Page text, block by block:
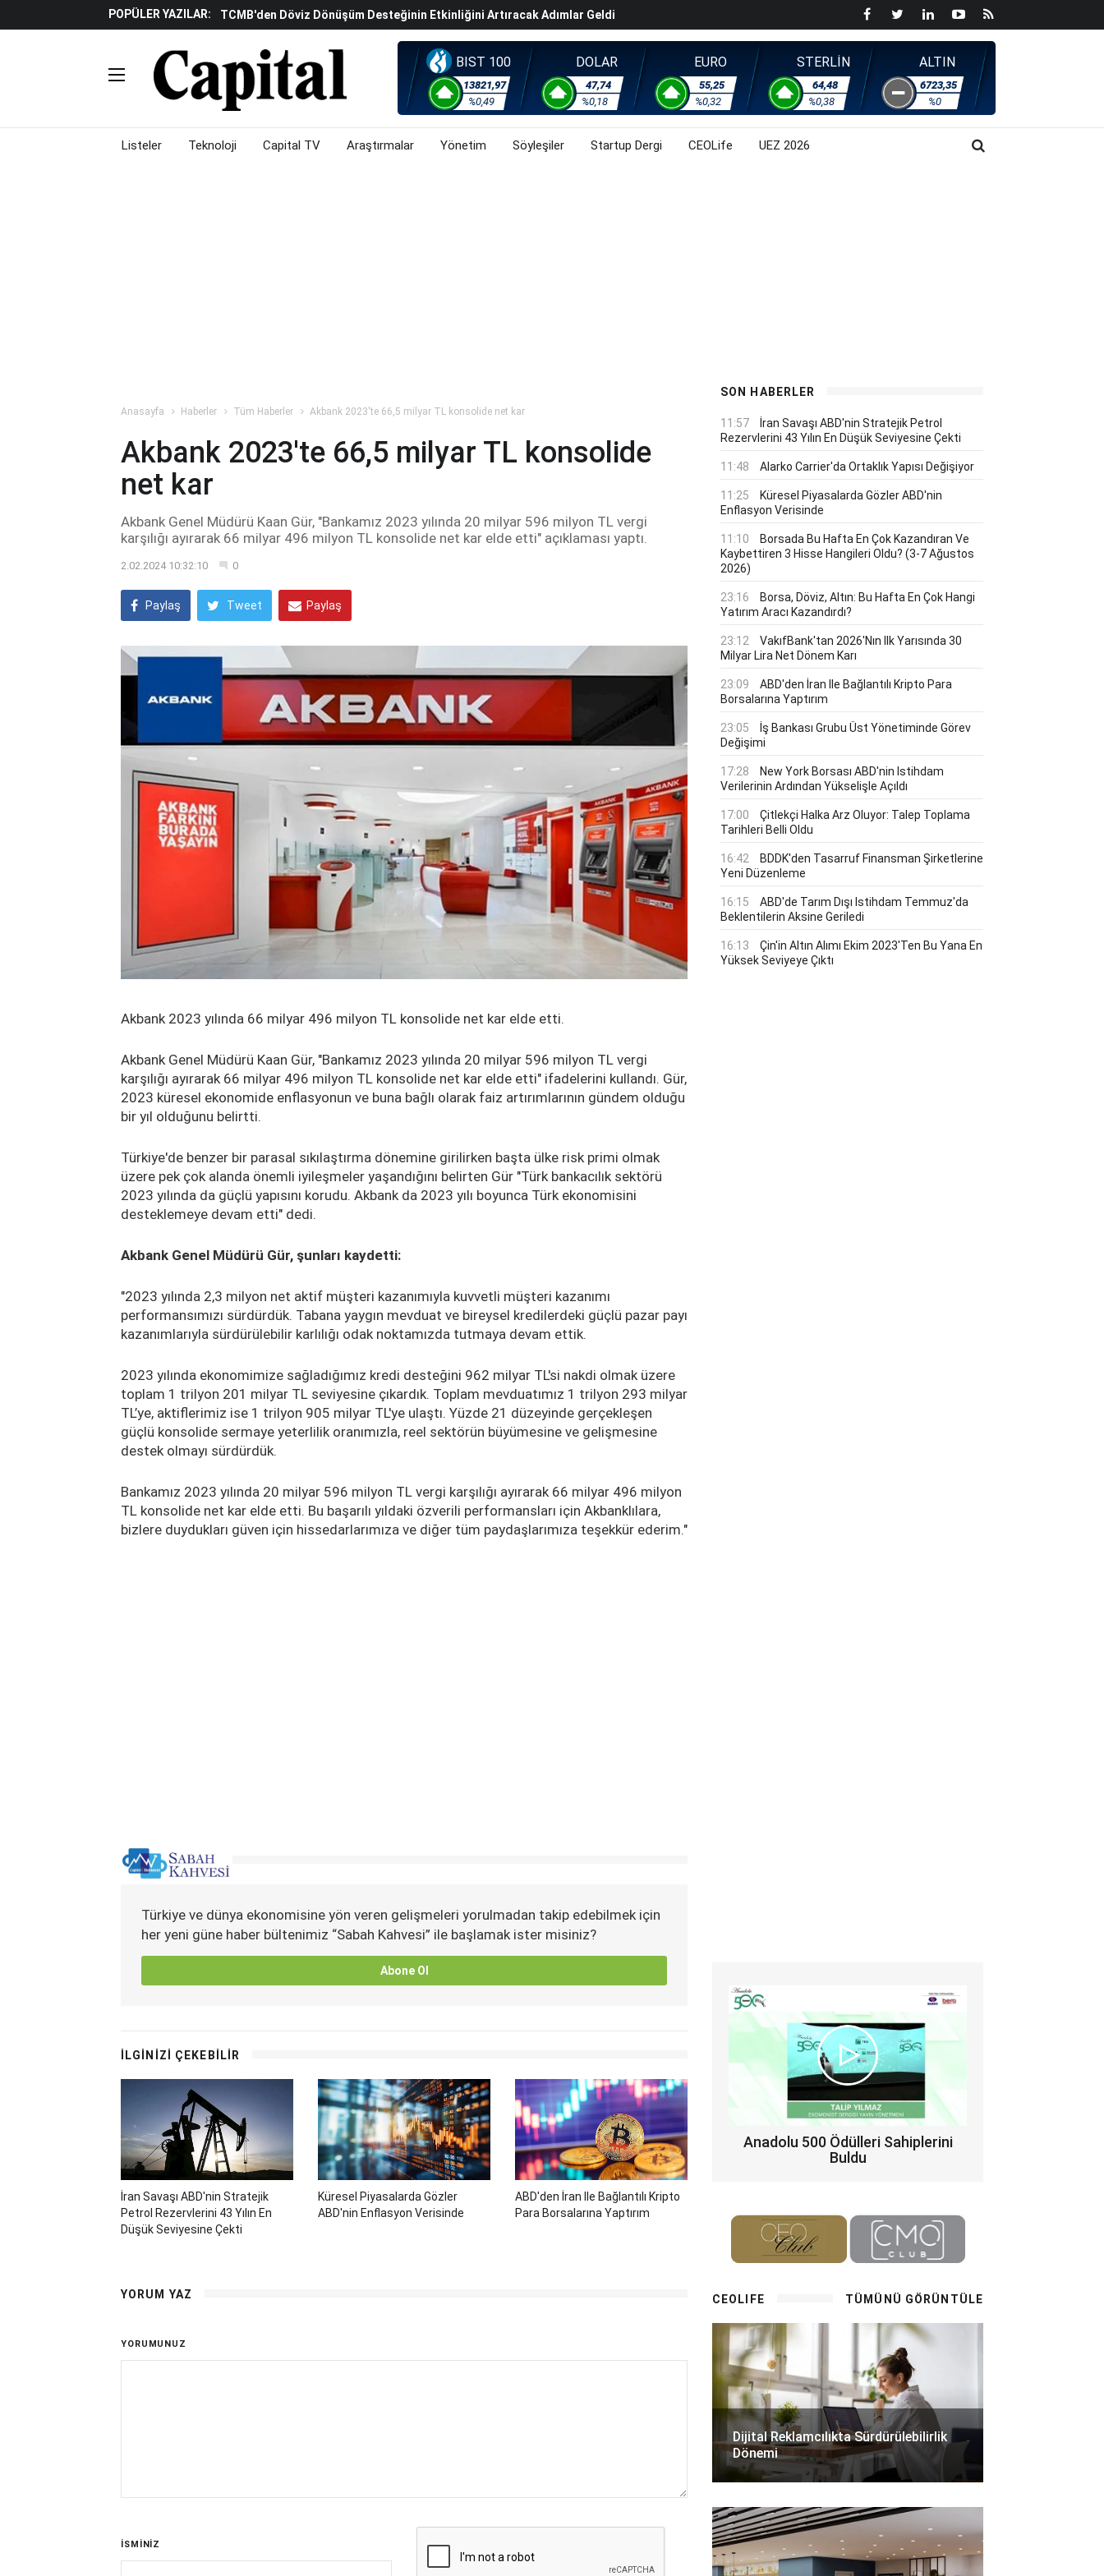
POPÜLER YAZILAR:
TCMB'den Döviz Dönüşüm Desteğinin Etkinliğini Artıracak Adımlar Geldi
Katılım Bankaları Yılın Ilk Yarısında 119,5 Milyar Liralık Sukuk Ihraç Etti
Küresel Piyasalarda Gelecek Hafta Gözler ABD'de Açıklanacak Tarım Dışı Istihdam
Verisine Çevrildi
Altınay Savunma Grubu C-Level Üst Yönetim Yapılanmasına Geçti
Çalışma Alanları Konser Sahnesine Dönüşüyor
BIST 100
13821,97
%0,49
DOLAR
47,74
%0,18
EURO
55,25
%0,32
STERLİN
64,48
%0,38
ALTIN
6723,35
%0
Listeler Teknoloji Capital TV Araştırmalar Yönetim Söyleşiler Startup Dergi CEOLife UEZ 2026
Anasayfa Haberler Tüm Haberler Akbank 2023'te 66,5 milyar TL konsolide net kar
Akbank 2023'te 66,5 milyar TL konsolide
net kar
Akbank Genel Müdürü Kaan Gür, "Bankamız 2023 yılında 20 milyar 596 milyon TL vergi
karşılığı ayırarak 66 milyar 496 milyon TL konsolide net kar elde etti" açıklaması yaptı.
2.02.2024 10:32:10 0
Paylaş Tweet Paylaş
Akbank 2023 yılında 66 milyar 496 milyon TL konsolide net kar elde etti.
Akbank Genel Müdürü Kaan Gür, "Bankamız 2023 yılında 20 milyar 596 milyon TL vergi
karşılığı ayırarak 66 milyar 496 milyon TL konsolide net kar elde etti" ifadelerini kullandı. Gür,
2023 küresel ekonomide enflasyonun ve buna bağlı olarak faiz artırımlarının gündem olduğu
bir yıl olduğunu belirtti.
Türkiye'de benzer bir parasal sıkılaştırma dönemine girilirken başta ülke risk primi olmak
üzere pek çok alanda önemli iyileşmeler yaşandığını belirten Gür "Türk bankacılık sektörü
2023 yılında da güçlü yapısını korudu. Akbank da 2023 yılı boyunca Türk ekonomisini
desteklemeye devam etti" dedi.
Akbank Genel Müdürü Gür, şunları kaydetti:
"2023 yılında 2,3 milyon net aktif müşteri kazanımıyla kuvvetli müşteri kazanımı
performansımızı sürdürdük. Tabana yaygın mevduat ve bireysel kredilerdeki güçlü pazar payı
kazanımlarıyla sürdürülebilir karlılığı odak noktamızda tutmaya devam ettik.
2023 yılında ekonomimize sağladığımız kredi desteğini 962 milyar TL'si nakdi olmak üzere
toplam 1 trilyon 201 milyar TL seviyesine çıkardık. Toplam mevduatımız 1 trilyon 293 milyar
TL’ye, aktiflerimiz ise 1 trilyon 905 milyar TL'ye ulaştı. Yüzde 21 düzeyinde gerçekleşen
güçlü konsolide sermaye yeterlilik oranımızla, reel sektörün büyümesine ve gelişmesine
destek olmayı sürdürdük.
Bankamız 2023 yılında 20 milyar 596 milyon TL vergi karşılığı ayırarak 66 milyar 496 milyon
TL konsolide net kar elde etti. Bu başarılı yıldaki özverili performansları için Akbanklılara,
bizlere duydukları güven için hissedarlarımıza ve diğer tüm paydaşlarımıza teşekkür ederim."
Türkiye ve dünya ekonomisine yön veren gelişmeleri yorulmadan takip edebilmek için
her yeni güne haber bültenimiz “Sabah Kahvesi” ile başlamak ister misiniz?
Abone Ol
İLGİNİZİ ÇEKEBİLİR
İran Savaşı ABD'nin Stratejik
Petrol Rezervlerini 43 Yılın En
Düşük Seviyesine Çekti
Küresel Piyasalarda Gözler
ABD'nin Enflasyon Verisinde
ABD'den İran Ile Bağlantılı Kripto
Para Borsalarına Yaptırım
YORUM YAZ
YORUMUNUZ
İSMİNİZ
SON HABERLER
11:57
İran Savaşı ABD'nin Stratejik Petrol
Rezervlerini 43 Yılın En Düşük Seviyesine Çekti
11:48 Alarko Carrier'da Ortaklık Yapısı Değişiyor
11:25
Küresel Piyasalarda Gözler ABD'nin
Enflasyon Verisinde
11:10
Borsada Bu Hafta En Çok Kazandıran Ve
Kaybettiren 3 Hisse Hangileri Oldu? (3-7 Ağustos
2026)
23:16
Borsa, Döviz, Altın: Bu Hafta En Çok Hangi
Yatırım Aracı Kazandırdı?
23:12
VakıfBank'tan 2026'nın Ilk Yarısında 30
Milyar Lira Net Dönem Karı
23:09
ABD'den İran Ile Bağlantılı Kripto Para
Borsalarına Yaptırım
23:05
İş Bankası Grubu Üst Yönetiminde Görev
Değişimi
17:28
New York Borsası ABD'nin Istihdam
Verilerinin Ardından Yükselişle Açıldı
17:00
Çitlekçi Halka Arz Oluyor: Talep Toplama
Tarihleri Belli Oldu
16:42
BDDK'den Tasarruf Finansman Şirketlerine
Yeni Düzenleme
16:15
ABD'de Tarım Dışı Istihdam Temmuz'da
Beklentilerin Aksine Geriledi
16:13
Çin'in Altın Alımı Ekim 2023'ten Bu Yana En
Yüksek Seviyeye Çıktı
Anadolu 500 Ödülleri Sahiplerini
Buldu
CEOLIFE TÜMÜNÜ GÖRÜNTÜLE
Dijital Reklamcılıkta Sürdürülebilirlik
Dönemi